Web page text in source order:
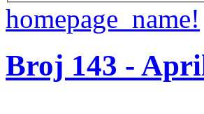
homepage_name!
Broj 143 -